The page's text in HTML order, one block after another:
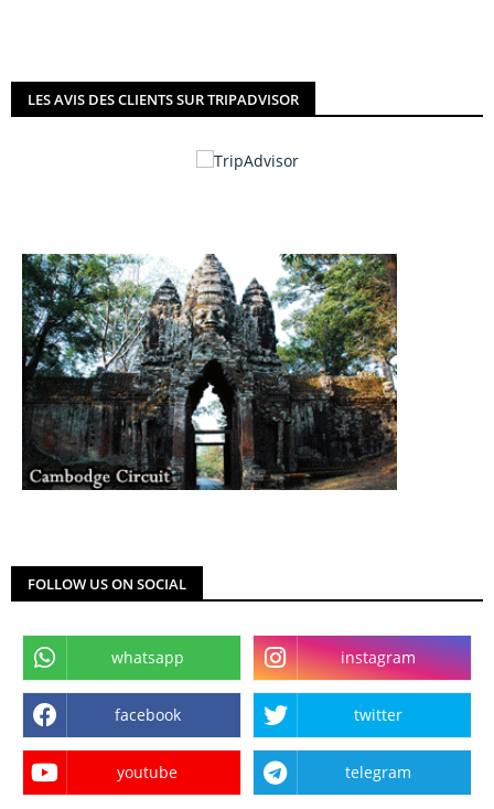
LES AVIS DES CLIENTS SUR TRIPADVISOR
FOLLOW US ON SOCIAL
whatsapp instagram
facebook twitter
youtube telegram